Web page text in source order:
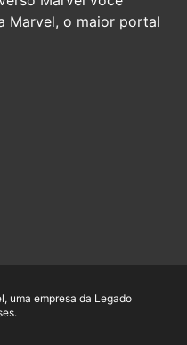
Marvel, o maior portal
uma empresa da Legado